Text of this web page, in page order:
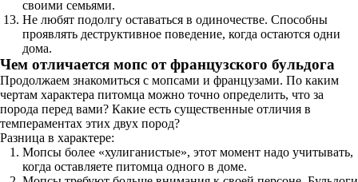
своими семьями.
Не любят подолгу оставаться в одиночестве. Способны
проявлять деструктивное поведение, когда остаются одни
дома.
Чем отличается мопс от французского бульдога
Продолжаем знакомиться с мопсами и французами. По каким
чертам характера питомца можно точно определить, что за
порода перед вами? Какие есть существенные отличия в
темпераментах этих двух пород?
Разница в характере:
Мопсы более «хулиганистые», этот момент надо учитывать,
когда оставляете питомца одного в доме.